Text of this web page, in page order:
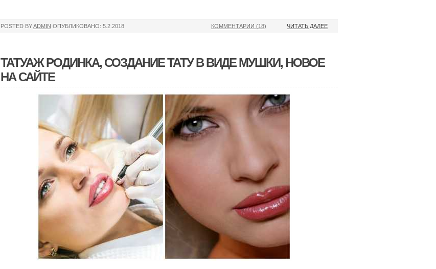
POSTED BYADMIN ОПУБЛИКОВАНО: 5.2.2018 ЧИТАТЬ ДАЛЕЕ
КОММЕНТАРИИ (18)
ТАТУАЖ РОДИНКА, СОЗДАНИЕ ТАТУ В ВИДЕ МУШКИ, НОВОЕ
НА САЙТЕ